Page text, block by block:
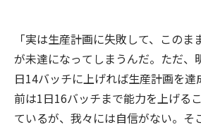
「実は生産計画に失敗して、この
が未達になってしまうんだ。ただ、
日14バッチに上げれば生産計画を
前は1日16バッチまで能力を上げる
ているが、我々には自信がない。そ